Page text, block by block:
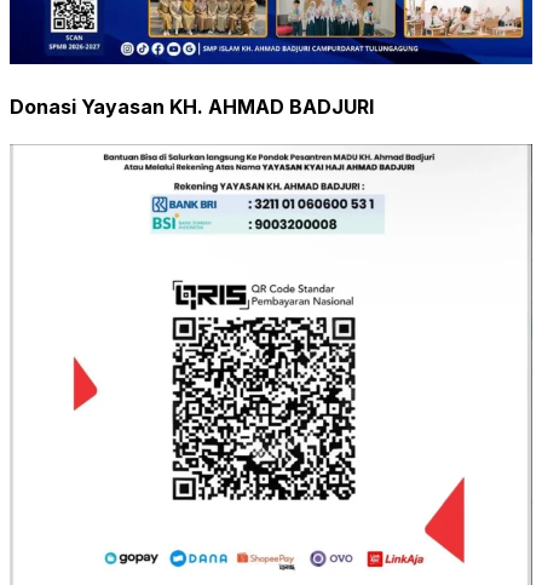
Donasi Yayasan KH. AHMAD BADJURI